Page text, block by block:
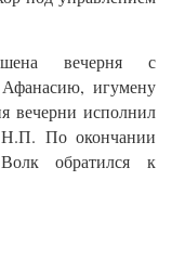
вечерня с
игумену
вечерни исполнил
По окончании
обратился к